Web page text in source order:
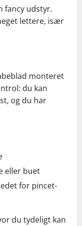
fancy udstyr.
lettere, især
monteret
du kan
og du har
eller buet
for pincet-
du tydeligt kan